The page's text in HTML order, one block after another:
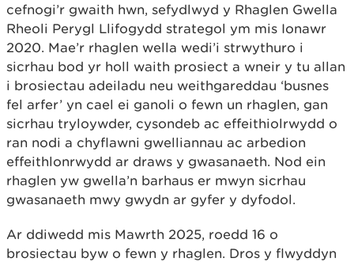
cefnogi’r gwaith hwn, sefydlwyd y Rhaglen Gwella
Rheoli Perygl Llifogydd strategol ym mis Ionawr
2020. Mae’r rhaglen wella wedi’i strwythuro i
sicrhau bod yr holl waith prosiect a wneir y tu allan
i brosiectau adeiladu neu weithgareddau ‘busnes
fel arfer’ yn cael ei ganoli o fewn un rhaglen, gan
sicrhau tryloywder, cysondeb ac effeithiolrwydd o
ran nodi a chyflawni gwelliannau ac arbedion
effeithlonrwydd ar draws y gwasanaeth. Nod ein
rhaglen yw gwella’n barhaus er mwyn sicrhau
gwasanaeth mwy gwydn ar gyfer y dyfodol.
Ar ddiwedd mis Mawrth 2025, roedd 16 o
brosiectau byw o fewn y rhaglen. Dros y flwyddyn